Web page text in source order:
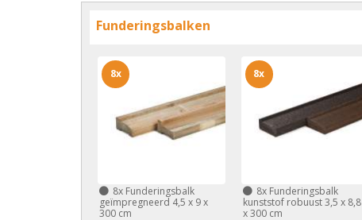
Funderingsbalken
8x Funderingsbalk
geïmpregneerd 4,5 x 9 x
300 cm
8x
8xFunderingsbalk
kunststof robuust 3,5 x 8,8
x 300 cm
8x